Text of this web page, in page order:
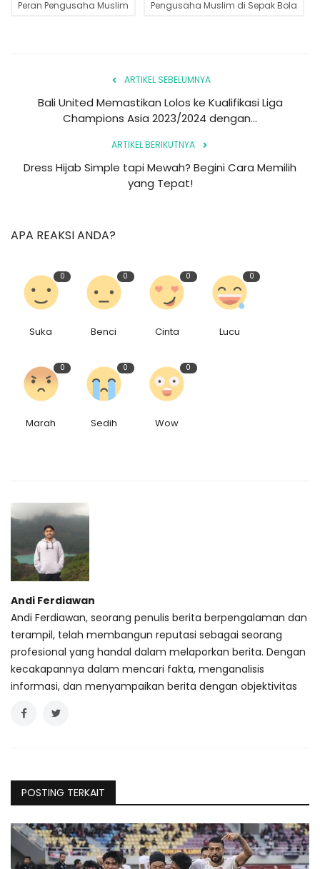
Peran Pengusaha Muslim Pengusaha Muslim di Sepak Bola
ARTIKEL SEBELUMNYA
Bali United Memastikan Lolos ke Kualifikasi Liga
Champions Asia 2023/2024 dengan...
ARTIKEL BERIKUTNYA
Dress Hijab Simple tapi Mewah? Begini Cara Memilih
yang Tepat!
APA REAKSI ANDA?
0
Suka
0
Benci
0
Cinta
0
Lucu
0
Marah
0
Sedih
0
Wow
Andi Ferdiawan
Andi Ferdiawan, seorang penulis berita berpengalaman dan
terampil, telah membangun reputasi sebagai seorang
profesional yang handal dalam melaporkan berita. Dengan
kecakapannya dalam mencari fakta, menganalisis
informasi, dan menyampaikan berita dengan objektivitas
POSTING TERKAIT